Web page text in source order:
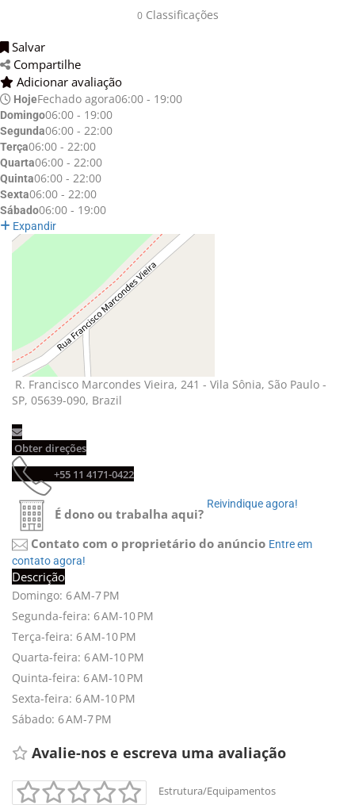
0Classificações
Salvar
Compartilhe
Adicionar avaliação
HojeFechado agora06:00 - 19:00
Domingo06:00 - 19:00
Segunda06:00 - 22:00
Terça06:00 - 22:00
Quarta06:00 - 22:00
Quinta06:00 - 22:00
Sexta06:00 - 22:00
Sábado06:00 - 19:00
Expandir
R. Francisco Marcondes Vieira, 241 - Vila Sônia, São Paulo -
SP, 05639-090, Brazil
Obter direções
+55 11 4171-0422
É dono ou trabalha aqui?
Reivindique agora!
Contato com o proprietário do anúncio Entre em
contato agora!
Descrição
Domingo: 6 AM-7 PM
Segunda-feira: 6 AM-10 PM
Terça-feira: 6 AM-10 PM
Quarta-feira: 6 AM-10 PM
Quinta-feira: 6 AM-10 PM
Sexta-feira: 6 AM-10 PM
Sábado: 6 AM-7 PM
Avalie-nos e escreva uma avaliação
Estrutura/Equipamentos